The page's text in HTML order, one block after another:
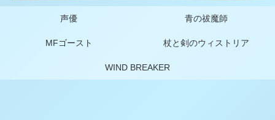
声優 青の祓魔師
MFゴースト 杖と剣のウィストリア
WIND BREAKER